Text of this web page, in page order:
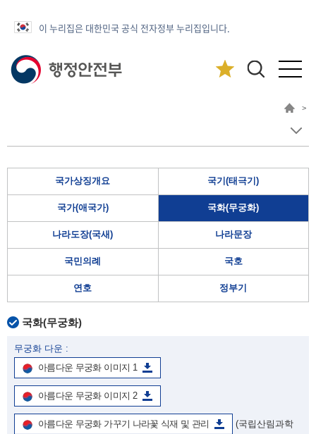
이 누리집은 대한민국 공식 전자정부 누리집입니다.
>
국가상징개요 국기(태극기)
국가(애국가) 국화(무궁화)
나라도장(국새) 나라문장
국민의례 국호
연호 정부기
국화(무궁화)
무궁화 다운 :
아름다운 무궁화 이미지 1
아름다운 무궁화 이미지 2
아름다운 무궁화 가꾸기 나라꽃 식재 및 관리
(국립산림과학